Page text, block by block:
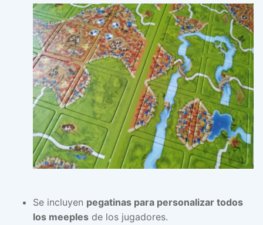
Se incluyen pegatinas para personalizar todos
los meeples de los jugadores.